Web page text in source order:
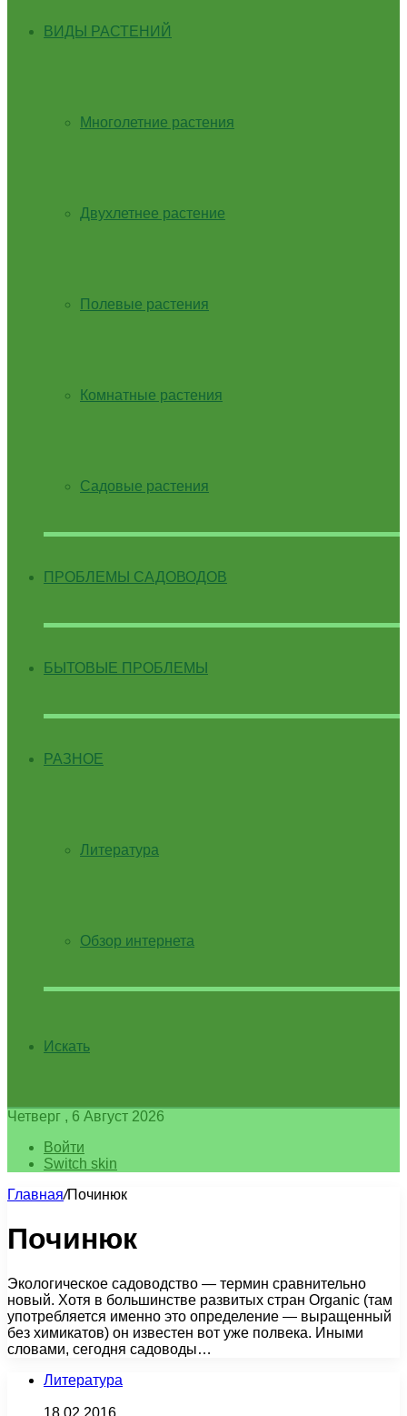
ВИДЫ РАСТЕНИЙ
Многолетние растения
Двухлетнее растение
Полевые растения
Комнатные растения
Садовые растения
ПРОБЛЕМЫ САДОВОДОВ
БЫТОВЫЕ ПРОБЛЕМЫ
РАЗНОЕ
Литература
Обзор интернета
Искать
Четверг , 6 Август 2026
Войти
Switch skin
Главная/Починюк
Починюк
Экологическое садоводство — термин сравнительно
новый. Хотя в большинстве развитых стран Organic (там
употребляется именно это определение — выращенный
без химикатов) он известен вот уже полвека. Иными
словами, сегодня садоводы…
Литература
18.02.2016